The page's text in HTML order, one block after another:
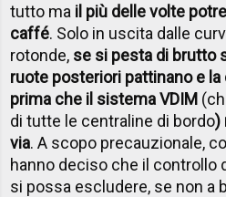
tutto ma il più delle volte
caffé. Solo in uscita dalle
rotonde, se si pesta di brutto
ruote posteriori pattinano e la
prima che il sistema VDIM
di tutte le centraline di bordo)
via. A scopo precauzionale,
hanno deciso che il controllo
si possa escludere, se non a